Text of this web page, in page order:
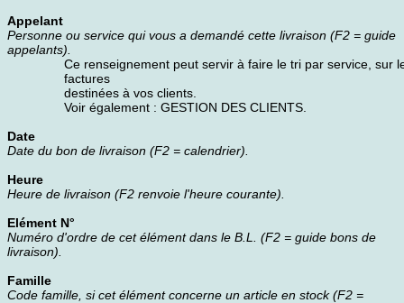
Appelant
Personne ou service qui vous a demandé cette livraison (F2 = guide
appelants).
Ce renseignement peut servir à faire le tri par service, sur
factures
destinées à vos clients.
Voir également : GESTION DES CLIENTS.
Date
Date du bon de livraison (F2 = calendrier).
Heure
Heure de livraison (F2 renvoie l'heure courante).
Elément N°
Numéro d'ordre de cet élément dans le B.L. (F2 = guide bons de
livraison).
Famille
Code famille, si cet élément concerne un article en stock (F2 =